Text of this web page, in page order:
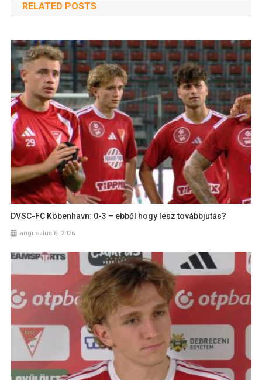
RELATED POSTS
DVSC-FC Köbenhavn: 0-3 – ebből hogy lesz továbbjutás?
augusztus 6, 2026